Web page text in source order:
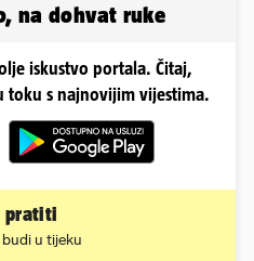
na dohvat ruke
iskustvo portala. Čitaj,
s najnovijim vijestima.
pratiti
u tijeku